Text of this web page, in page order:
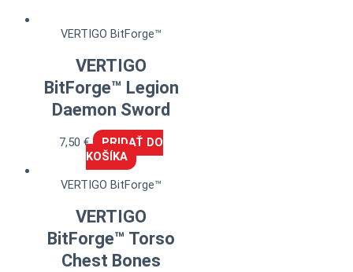
VERTIGO BitForge™
VERTIGO
BitForge™ Legion
Daemon Sword
7,50€
PRIDAŤ DO
KOŠÍKA
VERTIGO BitForge™
VERTIGO
BitForge™ Torso
Chest Bones